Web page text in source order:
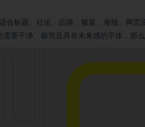
合标题、社论、品牌、服装、海报、网
要干净、极简且具有未来感的字体，那